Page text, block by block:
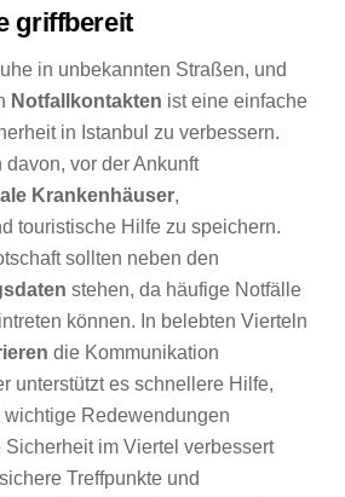
griffbereit
in unbekannten Straßen, und
Notfallkontakten ist eine einfache
in Istanbul zu verbessern.
davon, vor der Ankunft
Krankenhäuser,
touristische Hilfe zu speichern.
sollten neben den
stehen, da häufige Notfälle
können. In belebten Vierteln
die Kommunikation
unterstützt es schnellere Hilfe,
Redewendungen
im Viertel verbessert
Treffpunkte und